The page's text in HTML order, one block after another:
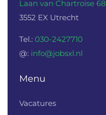
Laan van Chartroise 68
3552 EX Utrecht
Tel.: 030-2427710
@: info@jobsxl.nl
Menu
Vacatures